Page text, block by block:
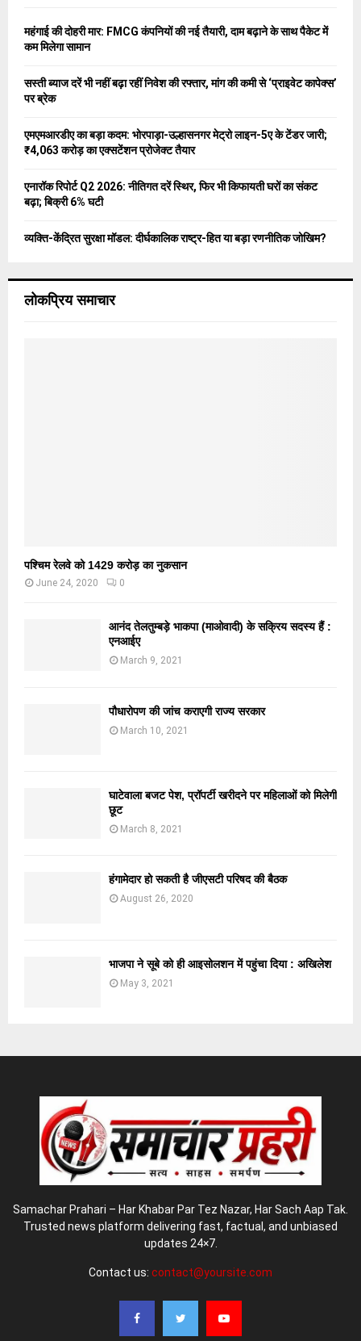
o
r
C
महंगाई की दोहरी मार: FMCG कंपनियों की नई तैयारी, दाम बढ़ाने के साथ पैकेट में
कम मिलेगा सामान
सस्ती ब्याज दरें भी नहीं बढ़ा रहीं निवेश की रफ्तार, मांग की कमी से ‘प्राइवेट कापेक्स’
पर ब्रेक
एमएमआरडीए का बड़ा कदम: भोरपाड़ा-उल्हासनगर मेट्रो लाइन-5ए के टेंडर जारी;
₹4,063 करोड़ का एक्सटेंशन प्रोजेक्ट तैयार
एनारॉक रिपोर्ट Q2 2026: नीतिगत दरें स्थिर, फिर भी किफायती घरों का संकट
बढ़ा; बिक्री 6% घटी
व्यक्ति-केंद्रित सुरक्षा मॉडल: दीर्घकालिक राष्ट्र-हित या बड़ा रणनीतिक जोखिम?
लोकप्रिय समाचार
पश्चिम रेलवे को 1429 करोड़ का नुकसान
June 24, 2020 0
आनंद तेलतुम्बड़े भाकपा (माओवादी) के सक्रिय सदस्य हैं :
एनआईए
March 9, 2021
पौधारोपण की जांच कराएगी राज्य सरकार
March 10, 2021
घाटेवाला बजट पेश, प्रॉपर्टी खरीदने पर महिलाओं को मिलेगी
छूट
March 8, 2021
हंगामेदार हो सकती है जीएसटी परिषद की बैठक
August 26, 2020
भाजपा ने सूबे को ही आइसोलशन में पहुंचा दिया : अखिलेश
May 3, 2021
Samachar Prahari – Har Khabar Par Tez Nazar, Har Sach Aap Tak.
Trusted news platform delivering fast, factual, and unbiased
updates 24×7.
Contact us: contact@yoursite.com